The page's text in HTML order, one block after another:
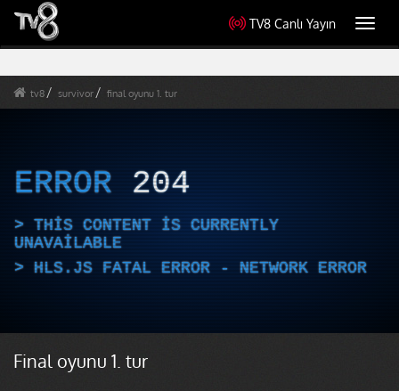
TV8 Canlı Yayın
tv8 survivor final oyunu 1. tur
ERROR 204
THIS CONTENT IS CURRENTLY
UNAVAILABLE
HLS.JS FATAL ERROR - NETWORK ERROR
Final oyunu 1. tur